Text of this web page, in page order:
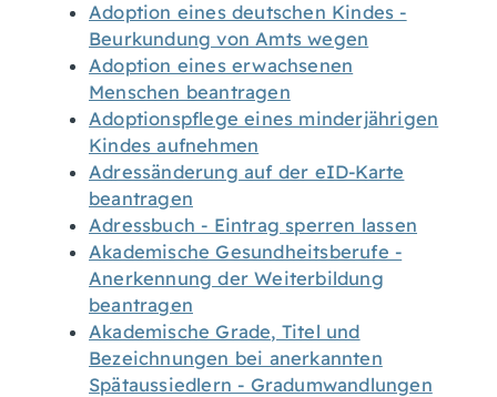
Adoption eines deutschen Kindes -
Beurkundung von Amts wegen
Adoption eines erwachsenen
Menschen beantragen
Adoptionspflege eines minderjährigen
Kindes aufnehmen
Adressänderung auf der eID-Karte
beantragen
Adressbuch - Eintrag sperren lassen
Akademische Gesundheitsberufe -
Anerkennung der Weiterbildung
beantragen
Akademische Grade, Titel und
Bezeichnungen bei anerkannten
Spätaussiedlern - Gradumwandlungen